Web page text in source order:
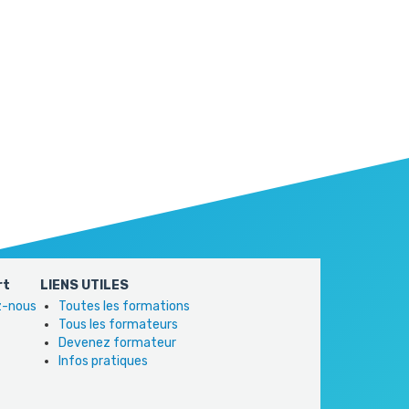
nous
LIENS UTILES
Toutes les formations
Tous les formateurs
Devenez formateur
Infos pratiques